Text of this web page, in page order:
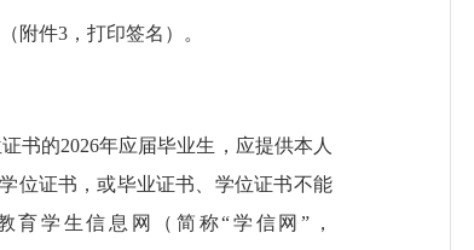
附件3，打印签名 ） 。
书的2026年应届毕业生，应提供本人
位证书，或毕业证书、学位证书不能
育学生信息网（简称“学信网”，